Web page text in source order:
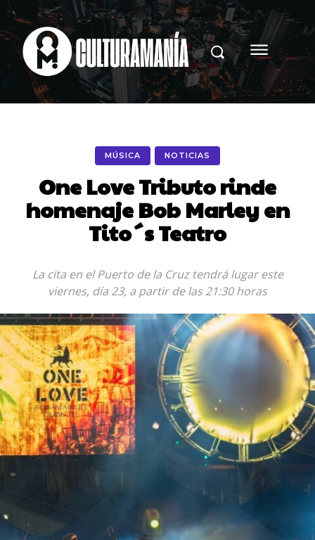
MÚSICA NOTICIAS
One Love Tributo rinde
homenaje Bob Marley en
Tito´s Teatro
La cita en el Puerto de la Cruz tendrá lugar este
viernes, día 23, a partir de las 21:30 horas